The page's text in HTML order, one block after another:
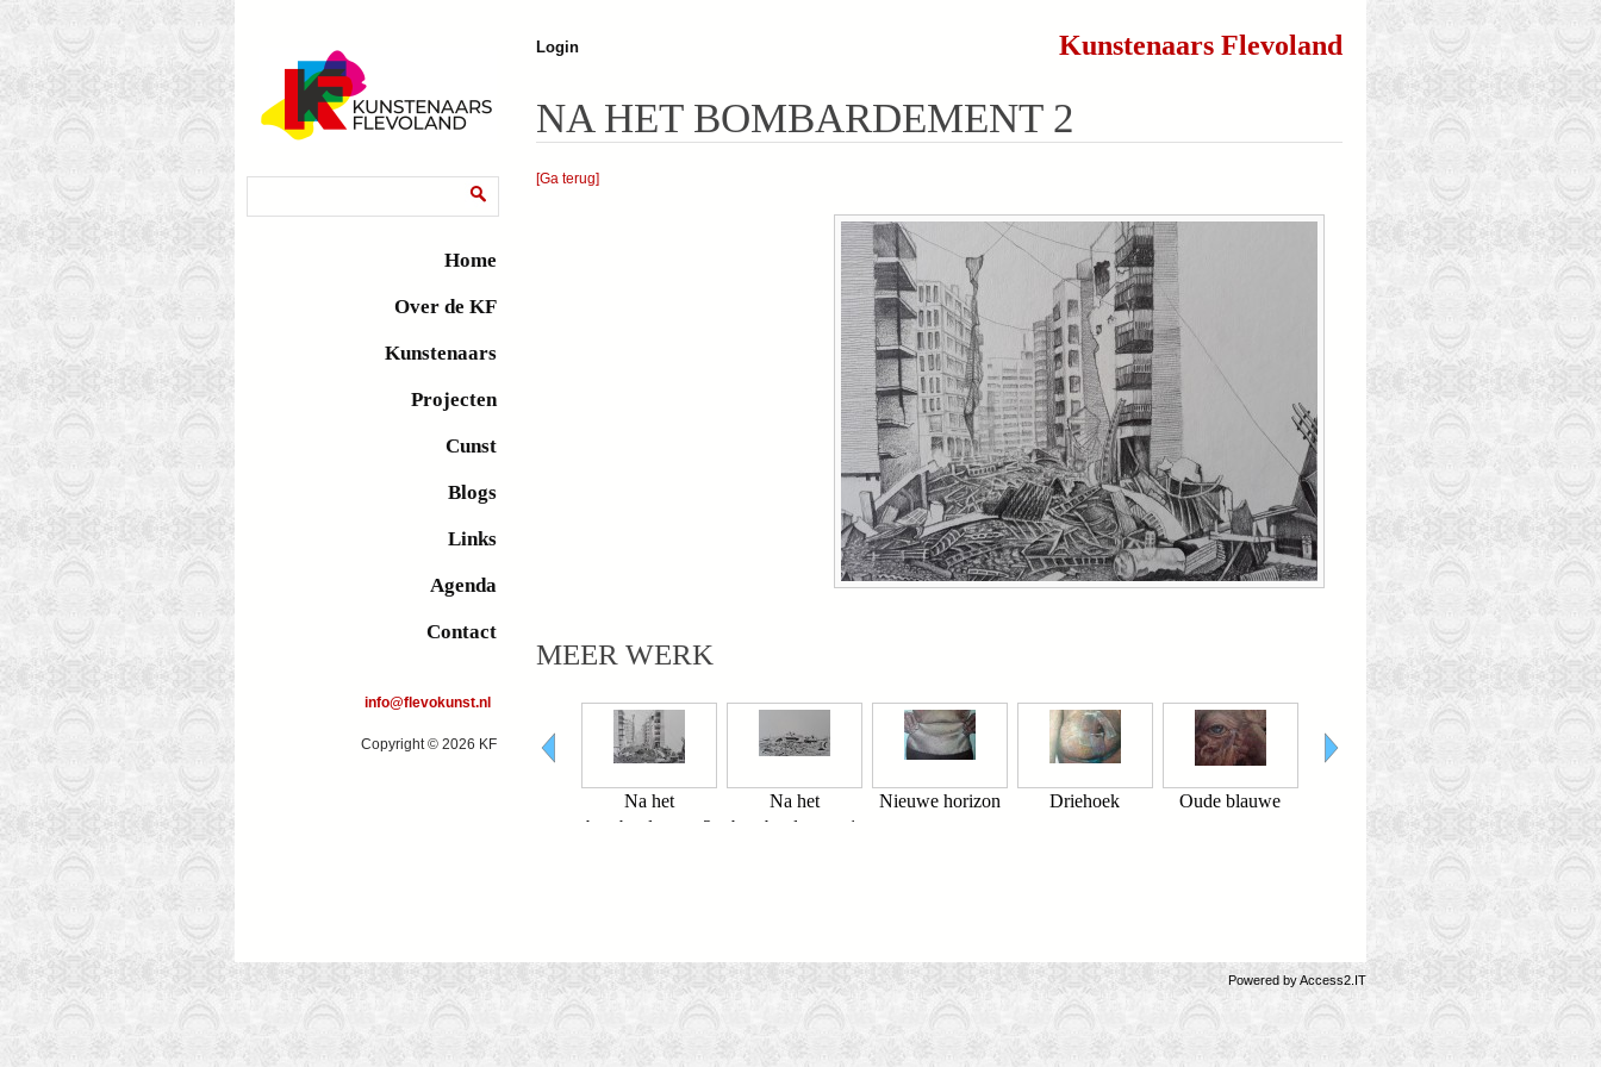
Home
Over de KF
Kunstenaars
Projecten
Cunst
Blogs
Links
Agenda
Contact
info@flevokunst.nl
Copyright © 2026 KF
Login Kunstenaars Flevoland
NA HET BOMBARDEMENT 2
[Ga terug]
MEER WERK
Moeilijke voet
Na het
bombardement 2
Na het
bombardement 1
Nieuwe horizon Driehoek
Oude blauwe
Trui met parels
In de ogen van de
pionier
Powered byAccess2.IT